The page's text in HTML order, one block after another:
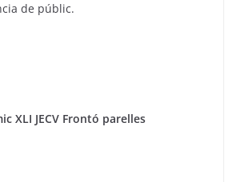
de públic.
XLI JECV Frontó parelles